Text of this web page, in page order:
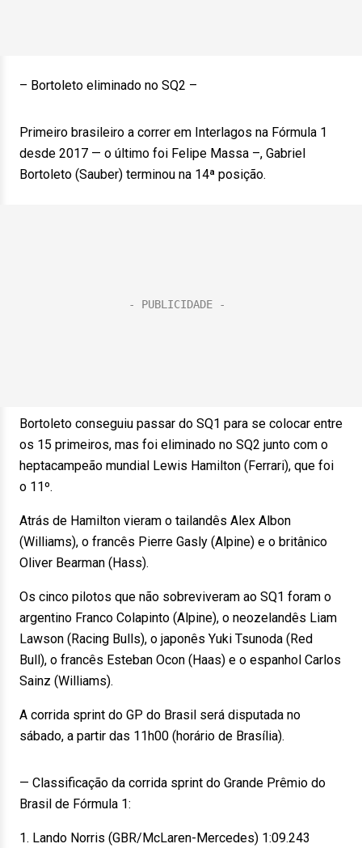
– Bortoleto eliminado no SQ2 –
Primeiro brasileiro a correr em Interlagos na Fórmula 1
desde 2017 — o último foi Felipe Massa –, Gabriel
Bortoleto (Sauber) terminou na 14ª posição.
Bortoleto conseguiu passar do SQ1 para se colocar entre
os 15 primeiros, mas foi eliminado no SQ2 junto com o
heptacampeão mundial Lewis Hamilton (Ferrari), que foi
o 11º.
Atrás de Hamilton vieram o tailandês Alex Albon
(Williams), o francês Pierre Gasly (Alpine) e o britânico
Oliver Bearman (Hass).
Os cinco pilotos que não sobreviveram ao SQ1 foram o
argentino Franco Colapinto (Alpine), o neozelandês Liam
Lawson (Racing Bulls), o japonês Yuki Tsunoda (Red
Bull), o francês Esteban Ocon (Haas) e o espanhol Carlos
Sainz (Williams).
A corrida sprint do GP do Brasil será disputada no
sábado, a partir das 11h00 (horário de Brasília).
— Classificação da corrida sprint do Grande Prêmio do
Brasil de Fórmula 1:
1. Lando Norris (GBR/McLaren-Mercedes) 1:09.243